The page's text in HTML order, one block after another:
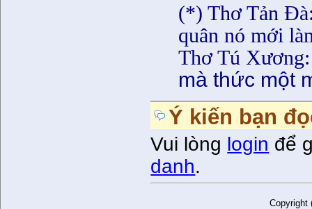
(*) Thơ Tản
quân nó mới
Thơ Tú Xương
mà thức một
Ý kiến bạn
Vui lòng login để
danh.
Copyright